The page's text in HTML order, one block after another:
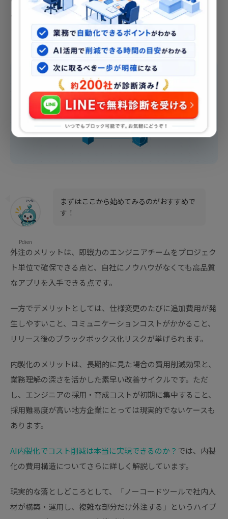
る内製化のコストが急速に下がっており、以前は外注一択だ
った企業でも内製化が現実的な選択肢になってきています。
Pdien
まずはここから始めてみるのがおすすめで
す！
外注のメリットは、即戦力のエンジニアチームをプロジェク
ト単位で確保できる点と、自社にノウハウがなくても高品質
なアプリを入手できる点です。
一方でデメリットとしては、仕様変更のたびに追加費用が発
生しやすいこと、コミュニケーションコストがかかること、
リリース後のブラックボックス化リスクが挙げられます。
内製化のメリットは、長期的に見た場合の費用削減効果と、
業務理解の深さを活かした素早い改善サイクルです。ただ
し、エンジニアの採用・育成コストが初期に集中すること、
採用難易度が高い地方企業にとっては現実的でないケースも
あります。
AI内製化でコスト削減は本当に実現できるのか？ では、内製
化の費用構造についてさらに詳しく解説しています。
現実的な落としどころとして、「ノーコードツールで社内人
材が構築・運用し、複雑な部分だけ外注する」というハイブ